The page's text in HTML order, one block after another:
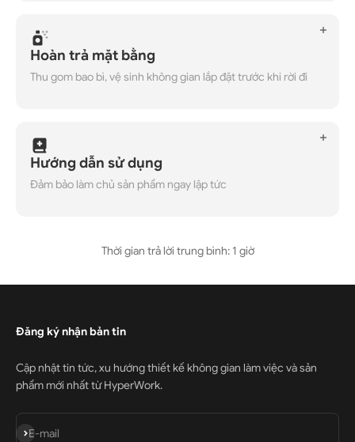
Hoàn trả mặt bằng
Thu gom bao bì, vệ sinh không gian lắp đặt trước khi rời đi
Hướng dẫn sử dụng
Đảm bảo làm chủ sản phẩm ngay lập tức
Thời gian trả lời trung bình: 1 giờ
Đăng ký nhận bản tin
Cập nhật tin tức, xu hướng thiết kế không gian làm việc và sản
phẩm mới nhất từ HyperWork.
E-mail
Đăng ký